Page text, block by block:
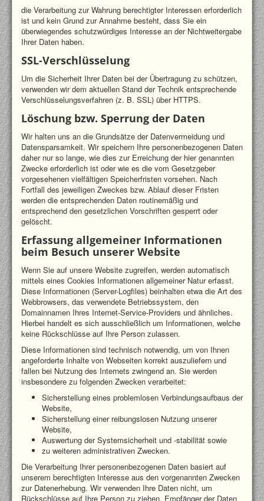
die Verarbeitung zur Wahrung berechtigter Interessen erforderlich
ist und kein Grund zur Annahme besteht, dass Sie ein
überwiegendes schutzwürdiges Interesse an der Nichtweitergabe
Ihrer Daten haben.
SSL-Verschlüsselung
Um die Sicherheit Ihrer Daten bei der Übertragung zu schützen,
verwenden wir dem aktuellen Stand der Technik entsprechende
Verschlüsselungsverfahren (z. B. SSL) über HTTPS.
Löschung bzw. Sperrung der Daten
Wir halten uns an die Grundsätze der Datenvermeidung und
Datensparsamkeit. Wir speichern Ihre personenbezogenen Daten
daher nur so lange, wie dies zur Erreichung der hier genannten
Zwecke erforderlich ist oder wie es die vom Gesetzgeber
vorgesehenen vielfältigen Speicherfristen vorsehen. Nach
Fortfall des jeweiligen Zweckes bzw. Ablauf dieser Fristen
werden die entsprechenden Daten routinemäßig und
entsprechend den gesetzlichen Vorschriften gesperrt oder
gelöscht.
Erfassung allgemeiner Informationen
beim Besuch unserer Website
Wenn Sie auf unsere Website zugreifen, werden automatisch
mittels eines Cookies Informationen allgemeiner Natur erfasst.
Diese Informationen (Server-Logfiles) beinhalten etwa die Art des
Webbrowsers, das verwendete Betriebssystem, den
Domainnamen Ihres Internet-Service-Providers und ähnliches.
Hierbei handelt es sich ausschließlich um Informationen, welche
keine Rückschlüsse auf Ihre Person zulassen.
Diese Informationen sind technisch notwendig, um von Ihnen
angeforderte Inhalte von Webseiten korrekt auszuliefern und
fallen bei Nutzung des Internets zwingend an. Sie werden
insbesondere zu folgenden Zwecken verarbeitet:
Sicherstellung eines problemlosen Verbindungsaufbaus der
Website,
Sicherstellung einer reibungslosen Nutzung unserer
Website,
Auswertung der Systemsicherheit und -stabilität sowie
zu weiteren administrativen Zwecken.
Die Verarbeitung Ihrer personenbezogenen Daten basiert auf
unserem berechtigten Interesse aus den vorgenannten Zwecken
zur Datenerhebung. Wir verwenden Ihre Daten nicht, um
Rückschlüsse auf Ihre Person zu ziehen. Empfänger der Daten